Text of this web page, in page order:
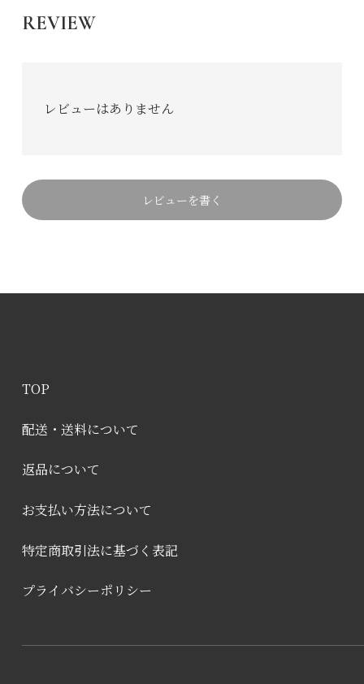
REVIEW
レビューはありません
レビューを書く
TOP
配送・送料について
返品について
お支払い方法について
特定商取引法に基づく表記
プライバシーポリシー